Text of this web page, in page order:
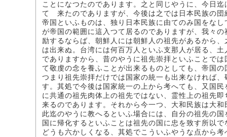
ことになつたのであります。之と同じやうに、今日
てゝ来たのでありますが、今後は之では日本民族の
帝国といふものは、独り日本民族に由てのみ国をな
が帝国の範囲に這入つて居るのでありますが、我々
励するならば、朝鮮人には朝鮮人の祖先があるから
は出来ぬ。台湾には何百万人といふ支那人が居る、
でありますから、昔のやうに祖先崇拝といふことで
て敬虔の念を養ふことが出来るものとしても、帝国
つまり祖先崇拝だけでは国家の統一も出来なければ
す。其処で今後は国家統一の上から考へても、又国
に共通の祖先肉体上の祖先ではない、霊性上の祖先
来るのであります。それから今一つ、大和民族は大
此迄のやうに教へるといふ場合には、自分の祖先の
国に帰化するといふことは祖先の国に忠を致す所以
どうも六かしくなる、其処でこういふやうな点から